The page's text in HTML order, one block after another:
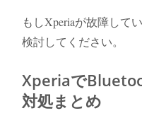
もしXperiaが故障して
検討してください。
Xperiaで
対処まとめ